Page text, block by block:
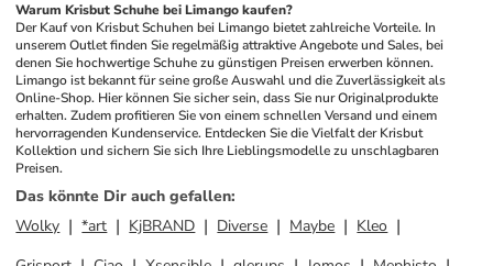
Warum Krisbut Schuhe bei Limango kaufen?
Der Kauf von Krisbut Schuhen bei Limango bietet zahlreiche Vorteile. In
unserem Outlet finden Sie regelmäßig attraktive Angebote und Sales, bei
denen Sie hochwertige Schuhe zu günstigen Preisen erwerben können.
Limango ist bekannt für seine große Auswahl und die Zuverlässigkeit als
Online-Shop. Hier können Sie sicher sein, dass Sie nur Originalprodukte
erhalten. Zudem profitieren Sie von einem schnellen Versand und einem
hervorragenden Kundenservice. Entdecken Sie die Vielfalt der Krisbut
Kollektion und sichern Sie sich Ihre Lieblingsmodelle zu unschlagbaren
Preisen.
Das könnte Dir auch gefallen:
Wolky
*art KjBRAND Diverse Maybe
Kleo